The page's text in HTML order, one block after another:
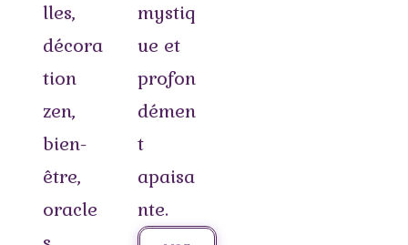
lles,
décora
tion
zen,
bien-
être,
oracle
mystiq
ue et
profon
démen
t
apaisa
nte.